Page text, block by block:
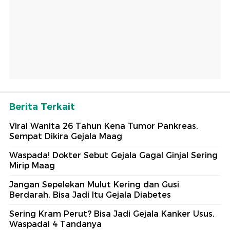
Berita Terkait
Viral Wanita 26 Tahun Kena Tumor Pankreas,
Sempat Dikira Gejala Maag
Waspada! Dokter Sebut Gejala Gagal Ginjal Sering
Mirip Maag
Jangan Sepelekan Mulut Kering dan Gusi
Berdarah, Bisa Jadi Itu Gejala Diabetes
Sering Kram Perut? Bisa Jadi Gejala Kanker Usus,
Waspadai 4 Tandanya